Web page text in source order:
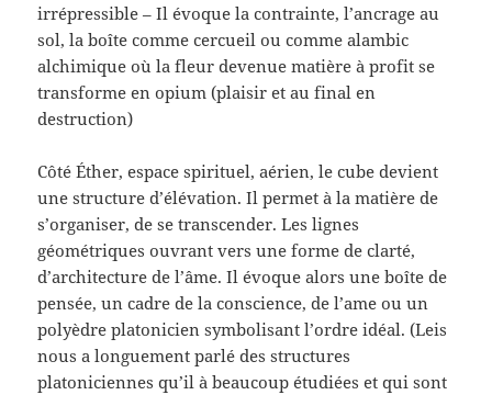
irrépressible – Il évoque la contrainte, l’ancrage au
sol, la boîte comme cercueil ou comme alambic
alchimique où la fleur devenue matière à profit se
transforme en opium (plaisir et au final en
destruction)
Côté Éther, espace spirituel, aérien, le cube devient
une structure d’élévation. Il permet à la matière de
s’organiser, de se transcender. Les lignes
géométriques ouvrant vers une forme de clarté,
d’architecture de l’âme. Il évoque alors une boîte de
pensée, un cadre de la conscience, de l’ame ou un
polyèdre platonicien symbolisant l’ordre idéal. (Leis
nous a longuement parlé des structures
platoniciennes qu’il à beaucoup étudiées et qui sont